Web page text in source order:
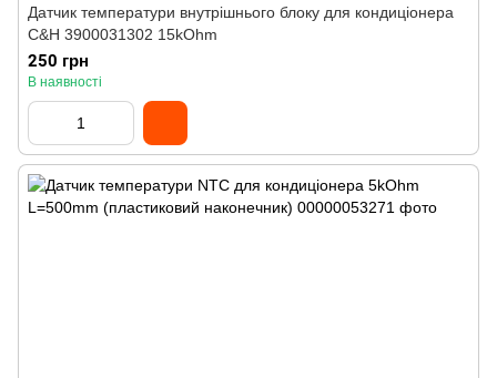
Датчик температури внутрішнього блоку для кондиціонера
C&H 3900031302 15kOhm
250 грн
В наявності